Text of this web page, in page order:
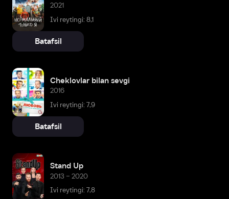
2021
Ivi reytingi: 8,1
Batafsil
Cheklovlar bilan sevgi
2016
Ivi reytingi: 7,9
Batafsil
Stand Up
2013 – 2020
Ivi reytingi: 7,8